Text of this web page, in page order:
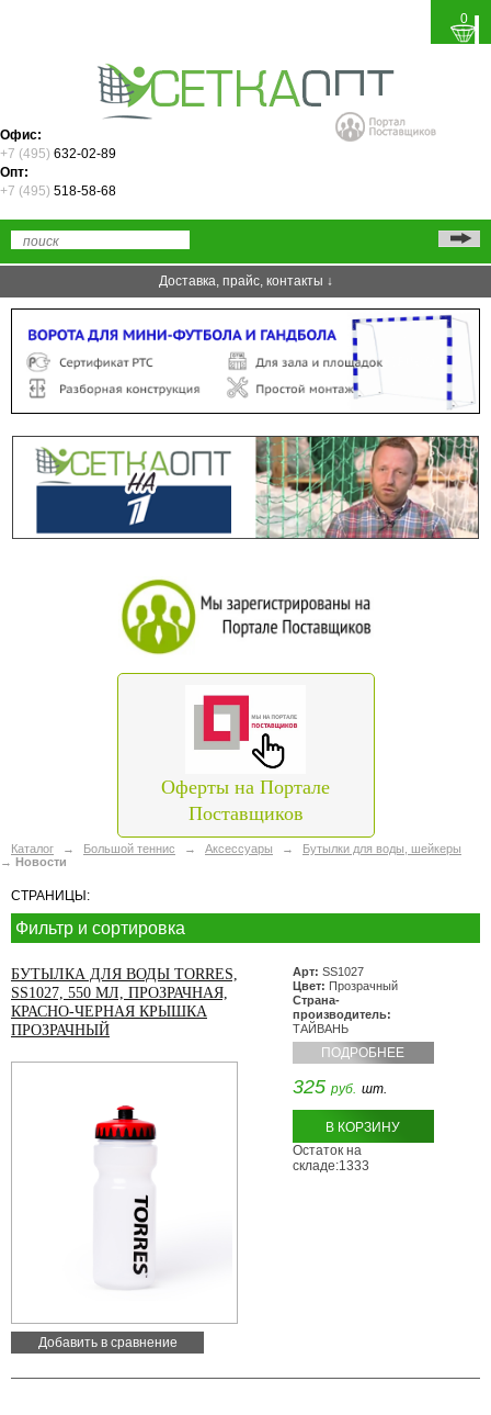
0
Офис:
+7 (495) 632-02-89
Опт:
+7 (495) 518-58-68
Доставка, прайс, контакты ↓
Оферты на Портале
Поставщиков
Каталог → Большой теннис → Аксессуары →
Бутылки для воды, шейкеры
→ Новости
СТРАНИЦЫ:
Фильтр и сортировка
БУТЫЛКА ДЛЯ ВОДЫ TORRES,
SS1027, 550 МЛ, ПРОЗРАЧНАЯ,
КРАСНО-ЧЕРНАЯ КРЫШКА
ПРОЗРАЧНЫЙ
Добавить в сравнение
Арт: SS1027
Цвет: Прозрачный
Страна-
производитель:
ТАЙВАНЬ
ПОДРОБНЕЕ
325 руб. шт.
В КОРЗИНУ
Остаток на
складе:1333